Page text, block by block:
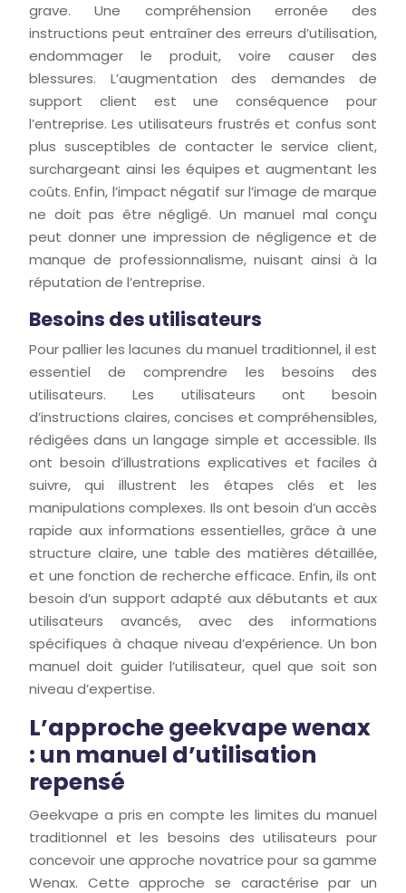
grave. Une compréhension erronée des
instructions peut entraîner des erreurs d’utilisation,
endommager le produit, voire causer des
blessures. L’augmentation des demandes de
support client est une conséquence pour
l’entreprise. Les utilisateurs frustrés et confus sont
plus susceptibles de contacter le service client,
surchargeant ainsi les équipes et augmentant les
coûts. Enfin, l’impact négatif sur l’image de marque
ne doit pas être négligé. Un manuel mal conçu
peut donner une impression de négligence et de
manque de professionnalisme, nuisant ainsi à la
réputation de l’entreprise.
Besoins des utilisateurs
Pour pallier les lacunes du manuel traditionnel, il est
essentiel de comprendre les besoins des
utilisateurs. Les utilisateurs ont besoin
d’instructions claires, concises et compréhensibles,
rédigées dans un langage simple et accessible. Ils
ont besoin d’illustrations explicatives et faciles à
suivre, qui illustrent les étapes clés et les
manipulations complexes. Ils ont besoin d’un accès
rapide aux informations essentielles, grâce à une
structure claire, une table des matières détaillée,
et une fonction de recherche efficace. Enfin, ils ont
besoin d’un support adapté aux débutants et aux
utilisateurs avancés, avec des informations
spécifiques à chaque niveau d’expérience. Un bon
manuel doit guider l’utilisateur, quel que soit son
niveau d’expertise.
L’approche geekvape wenax
: un manuel d’utilisation
repensé
Geekvape a pris en compte les limites du manuel
traditionnel et les besoins des utilisateurs pour
concevoir une approche novatrice pour sa gamme
Wenax. Cette approche se caractérise par un